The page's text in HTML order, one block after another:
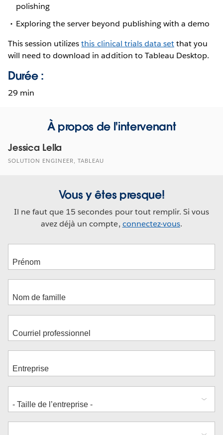
polishing
Exploring the server beyond publishing with a demo
This session utilizesthis clinical trials data setthat you
will need to download in addition to Tableau Desktop.
Durée :
29 min
À propos de l'intervenant
Jessica Lella
SOLUTION ENGINEER, TABLEAU
Vous y êtes presque!
Il ne faut que 15 secondes pour tout remplir. Si vous
avez déjà un compte, connectez-vous.